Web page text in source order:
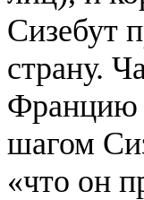
Сизебут
страну.
Францию
шагом
«что он